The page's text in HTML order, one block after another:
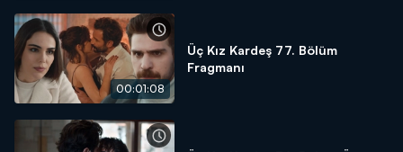
00:01:08
Üç Kız Kardeş 77. Bölüm
Fragmanı